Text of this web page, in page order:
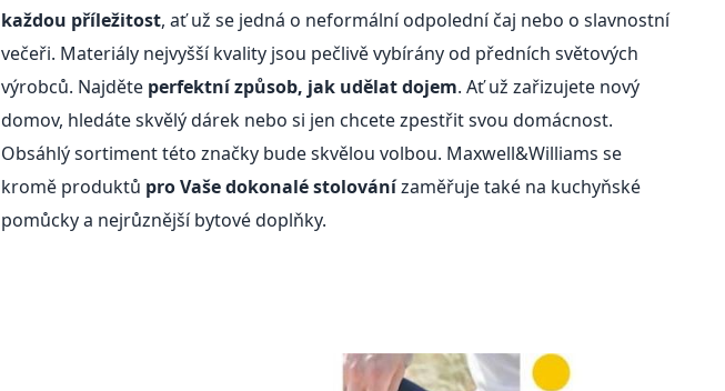
každou příležitost, ať už se jedná o neformální odpolední čaj nebo o slavnostní
večeři. Materiály nejvyšší kvality jsou pečlivě vybírány od předních světových
výrobců. Najděte perfektní způsob, jak udělat dojem. Ať už zařizujete nový
domov, hledáte skvělý dárek nebo si jen chcete zpestřit svou domácnost.
Obsáhlý sortiment této značky bude skvělou volbou. Maxwell&Williams se
kromě produktů pro Vaše dokonalé stolovánízaměřuje také na kuchyňské
pomůcky a nejrůznější bytové doplňky.